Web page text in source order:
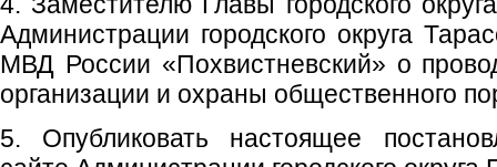
Администрации городского округа
МВД России «Похвистневский» о
организации и охраны общественного
5. Опубликовать настоящее